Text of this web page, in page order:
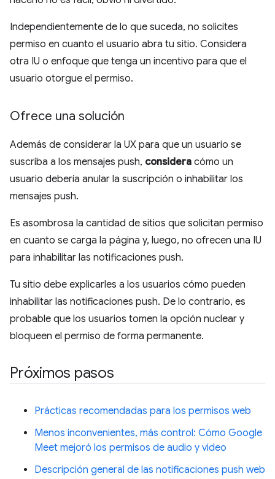
Independientemente de lo que suceda, no solicites
permiso en cuanto el usuario abra tu sitio. Considera
otra IU o enfoque que tenga un incentivo para que el
usuario otorgue el permiso.
Ofrece una solución
Además de considerar la UX para que un usuario se
suscriba a los mensajes push, considera cómo un
usuario debería anular la suscripción o inhabilitar los
mensajes push.
Es asombrosa la cantidad de sitios que solicitan permiso
en cuanto se carga la página y, luego, no ofrecen una IU
para inhabilitar las notificaciones push.
Tu sitio debe explicarles a los usuarios cómo pueden
inhabilitar las notificaciones push. De lo contrario, es
probable que los usuarios tomen la opción nuclear y
bloqueen el permiso de forma permanente.
Próximos pasos
Prácticas recomendadas para los permisos web
Menos inconvenientes, más control: Cómo Google
Meet mejoró los permisos de audio y video
Descripción general de las notificaciones push web